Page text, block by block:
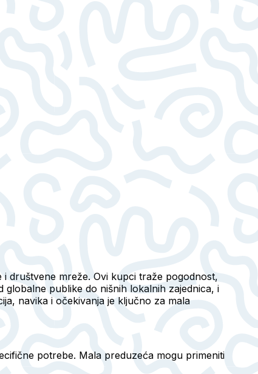
društvene mreže. Ovi kupci traže pogodnost,
publike do nišnih lokalnih zajednica, i
navika i očekivanja je ključno za mala
potrebe. Mala preduzeća mogu primeniti